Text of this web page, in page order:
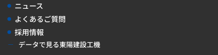
ニュース
よくあるご質問
採用情報
データで見る東陽建設工機